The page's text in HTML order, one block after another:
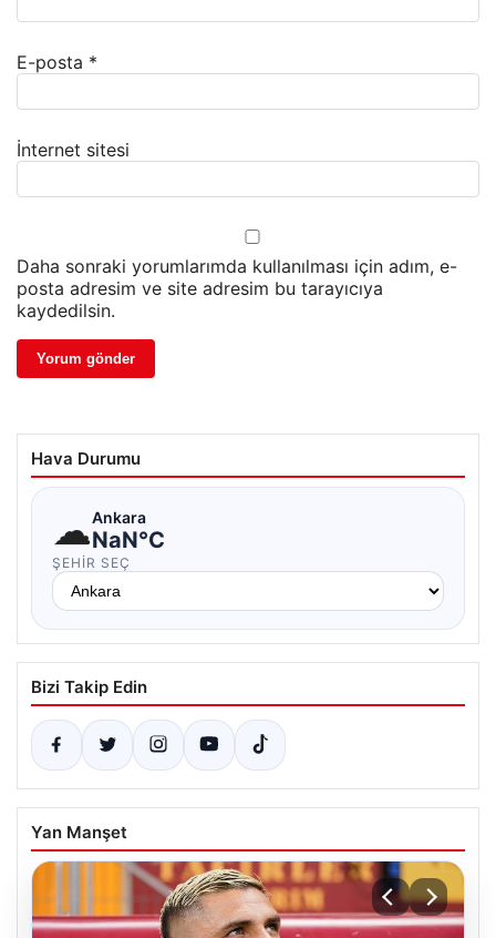
E-posta *
İnternet sitesi
Daha sonraki yorumlarımda kullanılması için adım, e-
posta adresim ve site adresim bu tarayıcıya
kaydedilsin.
Hava Durumu
☁Ankara
NaN°C
ŞEHIR SEÇ
Bizi Takip Edin
Yan Manşet